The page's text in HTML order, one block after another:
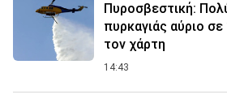
Πυροσβεστική:
πυρκαγιάς αύριο
τον χάρτη
14:43